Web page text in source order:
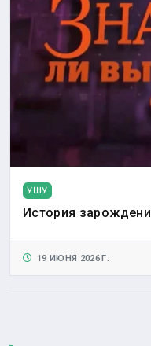
УШУ
История
19 ИЮНЯ 2026 Г.